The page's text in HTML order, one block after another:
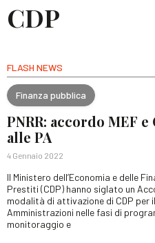
CDP
FLASH NEWS
Finanza pubblica
PNRR: accordo MEF
alle PA
4 Gennaio 2022
Il Ministero dell’Economia e delle
Prestiti (CDP) hanno siglato un
modalità di attivazione di CDP per
Amministrazioni nelle fasi di
monitoraggio e